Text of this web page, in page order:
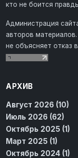
кто не боится
Администрация
авторов
не объясняет отказ
АРХИВ
Август 2026 (10)
Июль 2026 (62)
Октябрь 2025 (1)
Март 2025 (1)
Октябрь 2024 (1)